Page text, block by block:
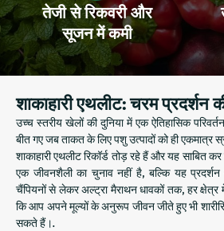
तेजी से रिकवरी और
सूजन में कमी
शाकाहारी एथलीट: चरम प्रदर्शन
उच्च स्तरीय खेलों की दुनिया में एक ऐतिहासिक
बीत गए जब ताकत के लिए पशु उत्पादों को ही एकमात्र
शाकाहारी एथलीट रिकॉर्ड तोड़ रहे हैं और यह साबित
एक जीवनशैली का चुनाव नहीं है, बल्कि यह
चैंपियनों से लेकर अल्ट्रा मैराथन धावकों तक, हर क्षेत्र
कि आप अपने मूल्यों के अनुरूप जीवन जीते हुए भी
सकते हैं।.